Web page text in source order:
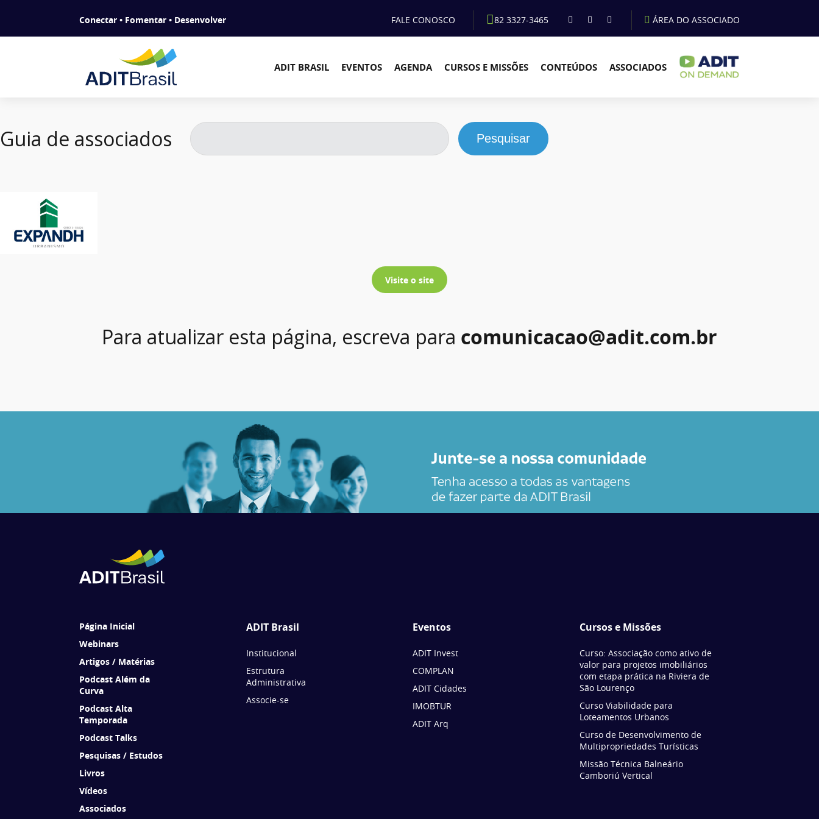
Conectar • Fomentar • Desenvolver FALE CONOSCO 82 3327-3465 ÁREA DO ASSOCIADO
ADIT BRASIL EVENTOS AGENDA CURSOS E MISSÕES CONTEÚDOS ASSOCIADOS
Guia de associados Pesquisar
Visite o site
Para atualizar esta página, escreva para comunicacao@adit.com.br
Página Inicial
Webinars
Artigos / Matérias
Podcast Além da
Curva
Podcast Alta
Temporada
Podcast Talks
Pesquisas / Estudos
Livros
Vídeos
Associados
ADIT Brasil
Institucional
Estrutura
Administrativa
Associe-se
Eventos
ADIT Invest
COMPLAN
ADIT Cidades
IMOBTUR
ADIT Arq
Cursos e Missões
Curso: Associação como ativo de
valor para projetos imobiliários
com etapa prática na Riviera de
São Lourenço
Curso Viabilidade para
Loteamentos Urbanos
Curso de Desenvolvimento de
Multipropriedades Turísticas
Missão Técnica Balneário
Camboriú Vertical